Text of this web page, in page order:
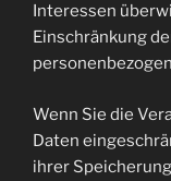
Interessen
Einschränkung
Wenn Sie die
Daten
ihrer